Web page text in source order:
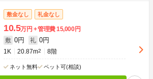
敷金なし 礼金なし
10.5万円 管理費15,000円
敷 0円 礼 0円
1K 20.87m2 8階
ネット無料 ペット可(相談)